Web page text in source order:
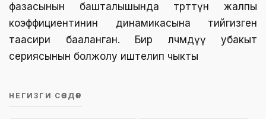
фазасынын башталышында төрөттүн жалпы
коэффициентинин динамикасына тийгизген
таасири бааланган. Бир өлчөмдүү убакыт
сериясынын болжолу иштелип чыкты
НЕГИЗГИ СӨЗДӨР